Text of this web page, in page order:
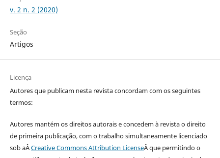
v. 2 n. 2 (2020)
Seção
Artigos
Licença
Autores que publicam nesta revista concordam com os seguintes
termos:
Autores mantém os direitos autorais e concedem à revista o direito
de primeira publicação, com o trabalho simultaneamente licenciado
sob aÂCreative Commons Attribution LicenseÂ que permitindo o